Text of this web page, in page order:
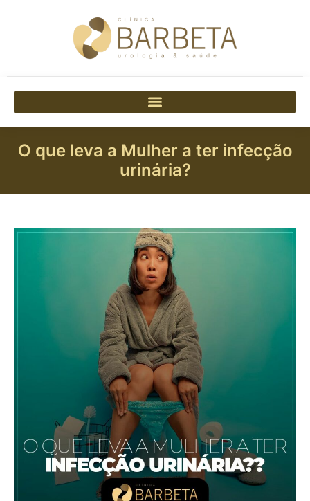
O que leva a Mulher a ter infecção
urinária?